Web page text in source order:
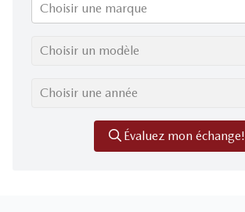
Choisir une marque
Choisir un modèle
Choisir une année
Évaluez mon échange!